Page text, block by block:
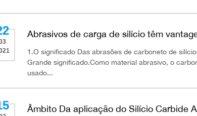
Abrasivos de carga de silício têm
1.O significado Das abrasões de carboneto de
Grande significado.Como material abrasivo, o
usado...
Âmbito Da aplicação do Silício Carbide